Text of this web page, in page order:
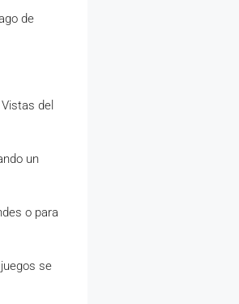
de
del
un
o para
se